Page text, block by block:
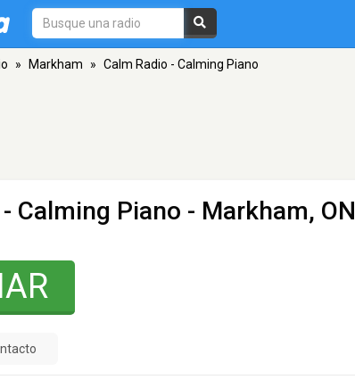
» Markham » Calm Radio - Calming Piano
Calming Piano - Markham, ON